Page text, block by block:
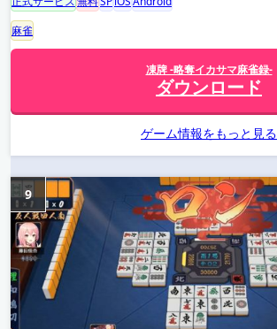
麻雀
凍牌 -略奪イカサマ麻雀録-
ダウンロード
ゲーム情報をもっと見る
9